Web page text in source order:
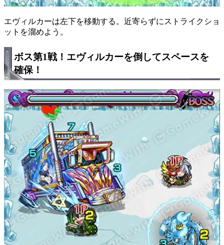
エヴィルカーは左下を移動する。近寄らずにストライクショ
ットを溜めよう。
ボス第1戦！エヴィルカーを倒してスペースを
確保！